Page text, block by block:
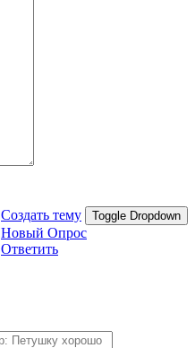
Создать тему Toggle Dropdown
Новый Опрос
Ответить